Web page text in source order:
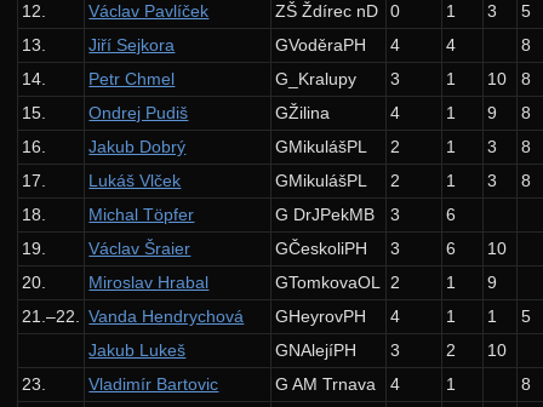
12.
Václav Pavlíček ZŠ Ždírec nD 0 1 3
5
13.
Jiří Sejkora GVoděraPH 4 4
8
14.
Petr Chmel G_Kralupy 3 1 10
8
15.
Ondrej Pudiš GŽilina 4 1 9
8
16.
Jakub Dobrý GMikulášPL 2 1 3
8
17.
Lukáš Vlček GMikulášPL 2 1 3
8
18.
Michal Töpfer G DrJPekMB 3
6
19.
Václav Šraier GČeskoliPH 3 6
10
20.
Miroslav Hrabal GTomkovaOL 2 1
9
21.–22. Vanda Hendrychová GHeyrovPH 4 1 1
5
Jakub Lukeš
GNAlejíPH 3 2
10
23.
Vladimír Bartovic G AM Trnava 4 1
8
28. ročník: 15/16
Zadání 1. série
Řešení
Výsledky
Zadání 2. série
Řešení
Výsledky
Zadání 3. série
Řešení
Výsledky